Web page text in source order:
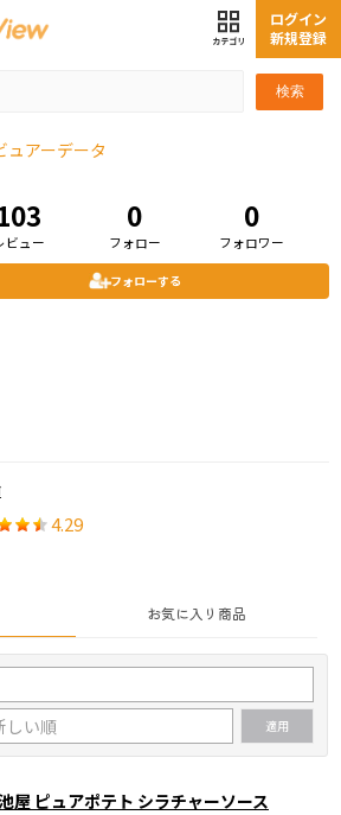
検索
ログイン
新規登録
ュアーデータ
ビュー
0
フォロー
0
フォロワー
フォローする
4.29
お気に入り商品
屋 ピュアポテト シラチャーソース